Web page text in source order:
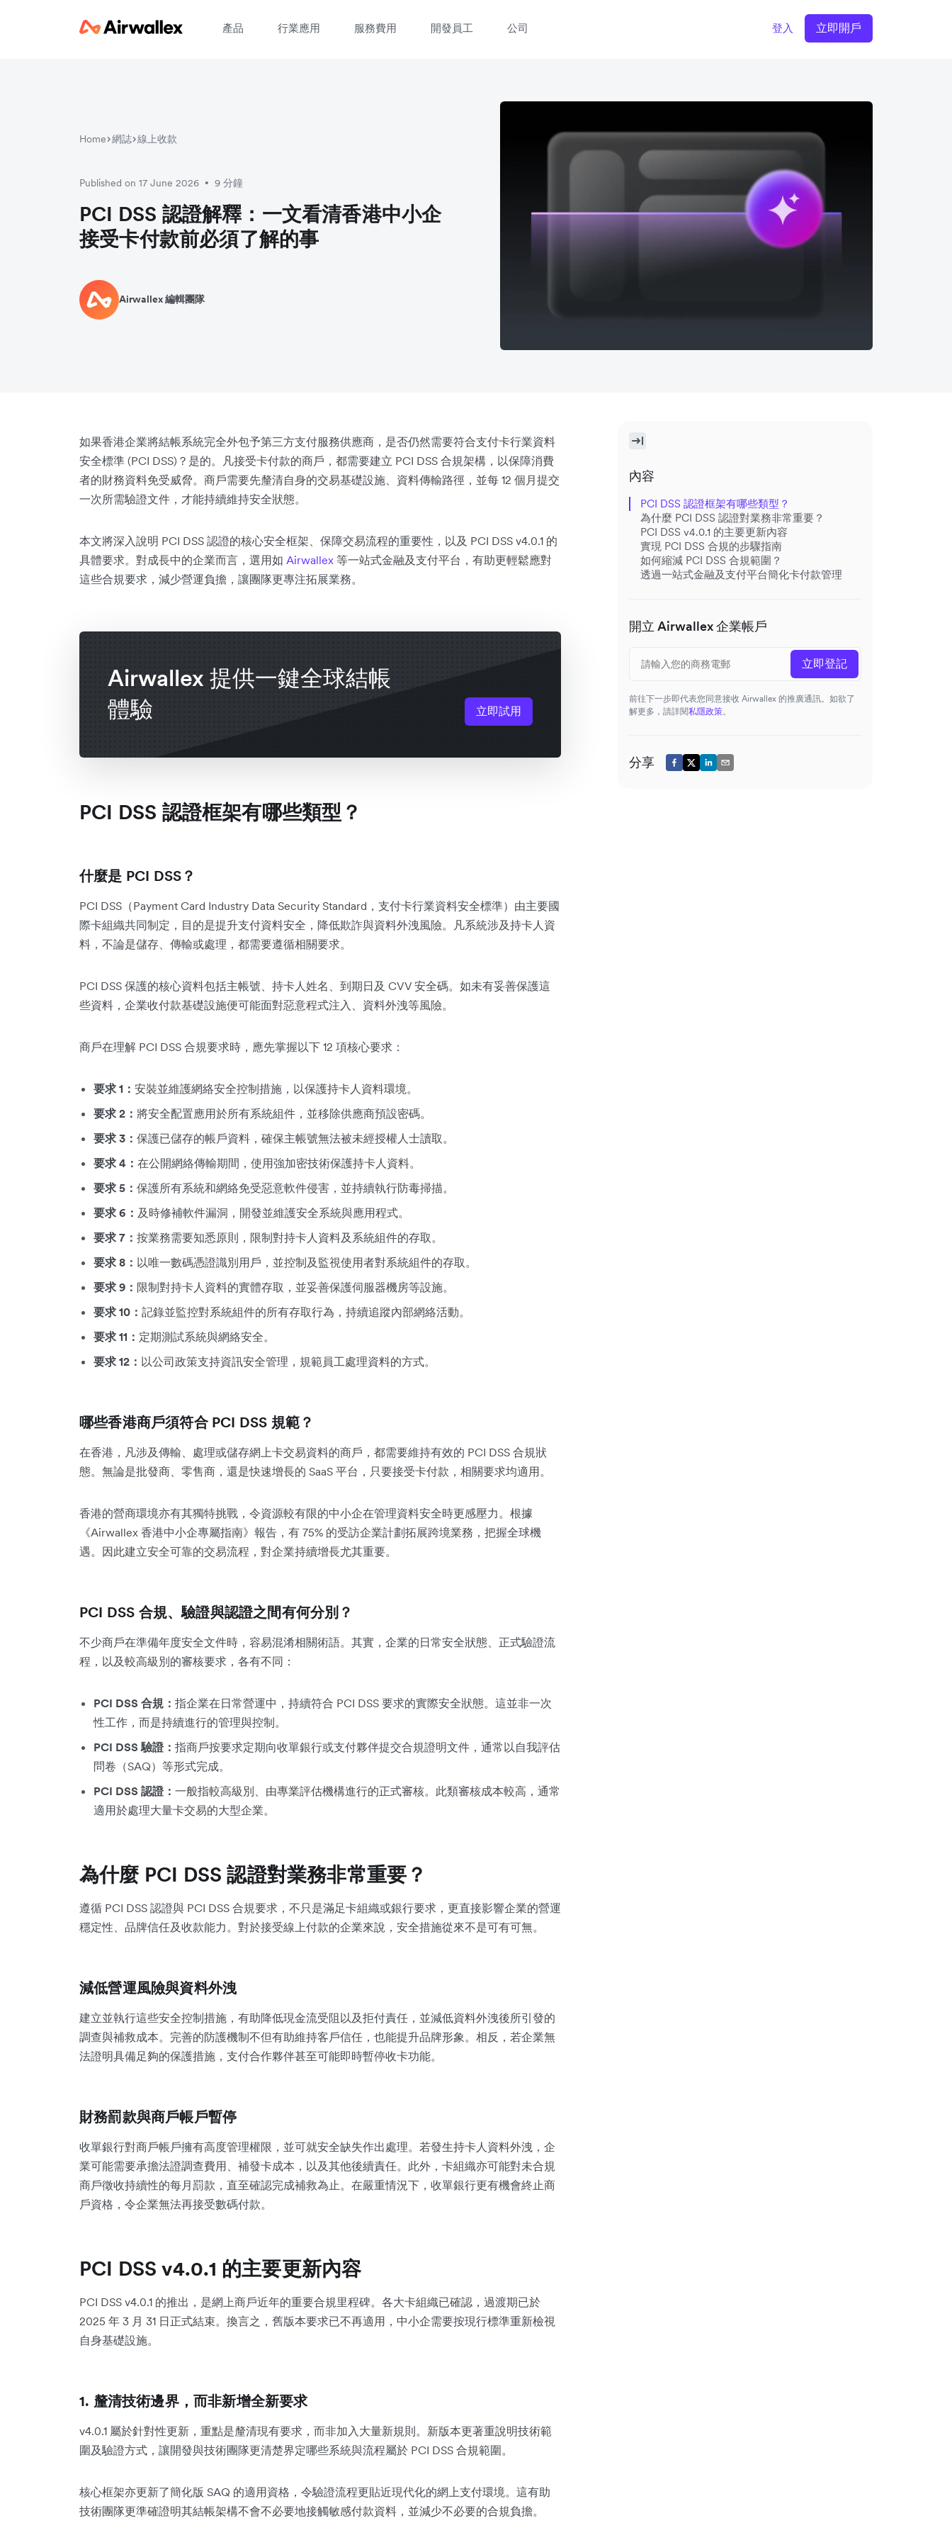
產品 行業應用 服務費用 開發員工 公司 登入 立即開戶
Home 網誌 線上收款
Published on 17 June 2026 • 9 分鐘
PCI DSS 認證解釋：一文看清香港中小企
接受卡付款前必須了解的事
Airwallex 編輯團隊
如果香港企業將結帳系統完全外包予第三方支付服務供應商，是否仍然需要符合支付卡行業資料
安全標準 (PCI DSS)？是的。凡接受卡付款的商戶，都需要建立 PCI DSS 合規架構，以保障消費
者的財務資料免受威脅。商戶需要先釐清自身的交易基礎設施、資料傳輸路徑，並每 12 個月提交
一次所需驗證文件，才能持續維持安全狀態。
本文將深入說明 PCI DSS 認證的核心安全框架、保障交易流程的重要性，以及 PCI DSS v4.0.1 的
具體要求。對成長中的企業而言，選用如 Airwallex 等一站式金融及支付平台，有助更輕鬆應對
這些合規要求，減少營運負擔，讓團隊更專注拓展業務。
Airwallex 提供一鍵全球結帳
體驗
立即試用
PCI DSS 認證框架有哪些類型？
什麼是 PCI DSS？
PCI DSS（Payment Card Industry Data Security Standard，支付卡行業資料安全標準）由主要國
際卡組織共同制定，目的是提升支付資料安全，降低欺詐與資料外洩風險。凡系統涉及持卡人資
料，不論是儲存、傳輸或處理，都需要遵循相關要求。
PCI DSS 保護的核心資料包括主帳號、持卡人姓名、到期日及 CVV 安全碼。如未有妥善保護這
些資料，企業收付款基礎設施便可能面對惡意程式注入、資料外洩等風險。
商戶在理解 PCI DSS 合規要求時，應先掌握以下 12 項核心要求：
要求 1： 安裝並維護網絡安全控制措施，以保護持卡人資料環境。
要求 2： 將安全配置應用於所有系統組件，並移除供應商預設密碼。
要求 3： 保護已儲存的帳戶資料，確保主帳號無法被未經授權人士讀取。
要求 4： 在公開網絡傳輸期間，使用強加密技術保護持卡人資料。
要求 5： 保護所有系統和網絡免受惡意軟件侵害，並持續執行防毒掃描。
要求 6： 及時修補軟件漏洞，開發並維護安全系統與應用程式。
要求 7： 按業務需要知悉原則，限制對持卡人資料及系統組件的存取。
要求 8： 以唯一數碼憑證識別用戶，並控制及監視使用者對系統組件的存取。
要求 9： 限制對持卡人資料的實體存取，並妥善保護伺服器機房等設施。
要求 10： 記錄並監控對系統組件的所有存取行為，持續追蹤內部網絡活動。
要求 11： 定期測試系統與網絡安全。
要求 12： 以公司政策支持資訊安全管理，規範員工處理資料的方式。
哪些香港商戶須符合 PCI DSS 規範？
在香港，凡涉及傳輸、處理或儲存網上卡交易資料的商戶，都需要維持有效的 PCI DSS 合規狀
態。無論是批發商、零售商，還是快速增長的 SaaS 平台，只要接受卡付款，相關要求均適用。
香港的營商環境亦有其獨特挑戰，令資源較有限的中小企在管理資料安全時更感壓力。根據
《Airwallex 香港中小企專屬指南》報告，有 75% 的受訪企業計劃拓展跨境業務，把握全球機
遇。因此建立安全可靠的交易流程，對企業持續增長尤其重要。
PCI DSS 合規、驗證與認證之間有何分別？
不少商戶在準備年度安全文件時，容易混淆相關術語。其實，企業的日常安全狀態、正式驗證流
程，以及較高級別的審核要求，各有不同：
PCI DSS 合規： 指企業在日常營運中，持續符合 PCI DSS 要求的實際安全狀態。這並非一次
性工作，而是持續進行的管理與控制。
PCI DSS 驗證： 指商戶按要求定期向收單銀行或支付夥伴提交合規證明文件，通常以自我評估
問卷（SAQ）等形式完成。
PCI DSS 認證： 一般指較高級別、由專業評估機構進行的正式審核。此類審核成本較高，通常
適用於處理大量卡交易的大型企業。
為什麼 PCI DSS 認證對業務非常重要？
遵循 PCI DSS 認證與 PCI DSS 合規要求，不只是滿足卡組織或銀行要求，更直接影響企業的營運
穩定性、品牌信任及收款能力。對於接受線上付款的企業來說，安全措施從來不是可有可無。
減低營運風險與資料外洩
建立並執行這些安全控制措施，有助降低現金流受阻以及拒付責任，並減低資料外洩後所引發的
調查與補救成本。完善的防護機制不但有助維持客戶信任，也能提升品牌形象。相反，若企業無
法證明具備足夠的保護措施，支付合作夥伴甚至可能即時暫停收卡功能。
財務罰款與商戶帳戶暫停
收單銀行對商戶帳戶擁有高度管理權限，並可就安全缺失作出處理。若發生持卡人資料外洩，企
業可能需要承擔法證調查費用、補發卡成本，以及其他後續責任。此外，卡組織亦可能對未合規
商戶徵收持續性的每月罰款，直至確認完成補救為止。在嚴重情況下，收單銀行更有機會終止商
戶資格，令企業無法再接受數碼付款。
PCI DSS v4.0.1 的主要更新內容
PCI DSS v4.0.1 的推出，是網上商戶近年的重要合規里程碑。各大卡組織已確認，過渡期已於
2025 年 3 月 31 日正式結束。換言之，舊版本要求已不再適用，中小企需要按現行標準重新檢視
自身基礎設施。
1. 釐清技術邊界，而非新增全新要求
v4.0.1 屬於針對性更新，重點是釐清現有要求，而非加入大量新規則。新版本更著重說明技術範
圍及驗證方式，讓開發與技術團隊更清楚界定哪些系統與流程屬於 PCI DSS 合規範圍。
核心框架亦更新了簡化版 SAQ 的適用資格，令驗證流程更貼近現代化的網上支付環境。這有助
技術團隊更準確證明其結帳架構不會不必要地接觸敏感付款資料，並減少不必要的合規負擔。
內容
PCI DSS 認證框架有哪些類型？
為什麼 PCI DSS 認證對業務非常重要？
PCI DSS v4.0.1 的主要更新內容
實現 PCI DSS 合規的步驟指南
如何縮減 PCI DSS 合規範圍？
透過一站式金融及支付平台簡化卡付款管理
開立 Airwallex 企業帳戶
立即登記
前往下一步即代表您同意接收 Airwallex 的推廣通訊。如欲了
解更多，請詳閱私隱政策。
分享